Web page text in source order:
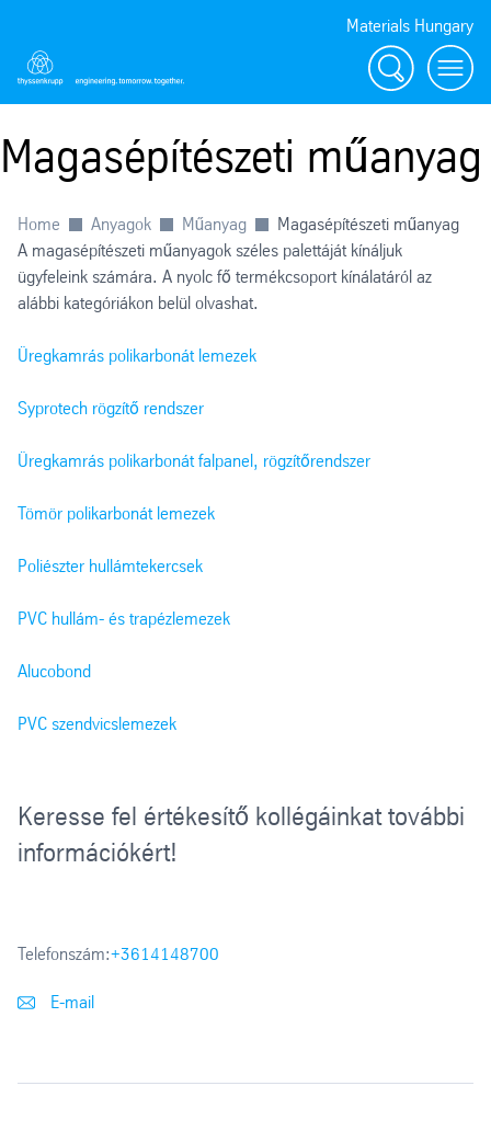
Materials Hungary
Search
Magasépítészeti műanyag
Home Anyagok Műanyag
Magasépítészeti műanyag
A magasépítészeti műanyagok széles palettáját kínáljuk
ügyfeleink számára. A nyolc fő termékcsoport kínálatáról az
alábbi kategóriákon belül olvashat.
Üregkamrás polikarbonát lemezek
Syprotech rögzítő rendszer
Üregkamrás polikarbonát falpanel, rögzítőrendszer
Tömör polikarbonát lemezek
Poliészter hullámtekercsek
PVC hullám- és trapézlemezek
Alucobond
PVC szendvicslemezek
Keresse fel értékesítő kollégáinkat további
információkért!
Telefonszám:+3614148700
E-mail